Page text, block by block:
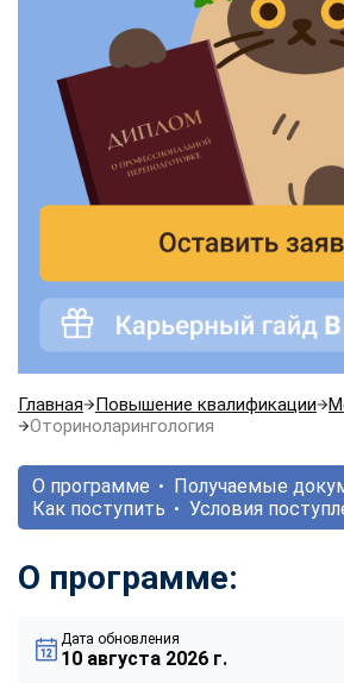
Главная Повышение квалификации
Оториноларингология
О программе
Получаемые
Как поступить
Условия
О программе:
Дата обновления
10 августа 2026 г.